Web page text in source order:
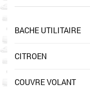
BACHE UTILITAIRE
CITROEN
COUVRE VOLANT